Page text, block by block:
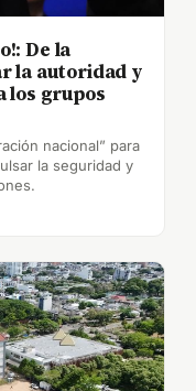
De la
la autoridad y
los grupos
nacional” para
la seguridad y